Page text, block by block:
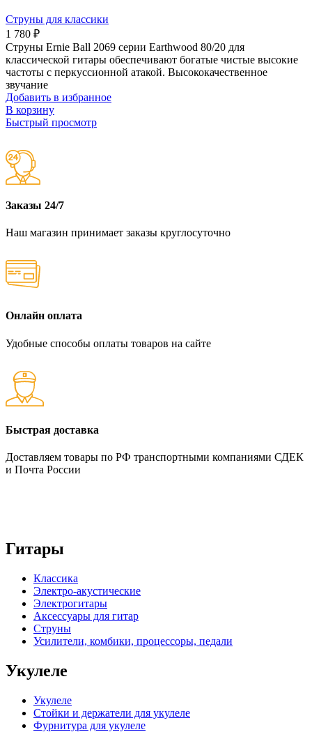
Струны для классики
1 780 ₽
Струны Ernie Ball 2069 серии Earthwood 80/20 для
классической гитары обеспечивают богатые чистые высокие
частоты с перкуссионной атакой. Высококачественное
звучание
Добавить в избранное
В корзину
Быстрый просмотр
Заказы 24/7
Наш магазин принимает заказы круглосуточно
Онлайн оплата
Удобные способы оплаты товаров на сайте
Быстрая доставка
Доставляем товары по РФ транспортными компаниями СДЕК
и Почта России
Гитары
Классика
Электро-акустические
Электрогитары
Аксессуары для гитар
Струны
Усилители, комбики, процессоры, педали
Укулеле
Укулеле
Стойки и держатели для укулеле
Фурнитура для укулеле